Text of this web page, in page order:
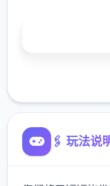
🖇️ 玩法说